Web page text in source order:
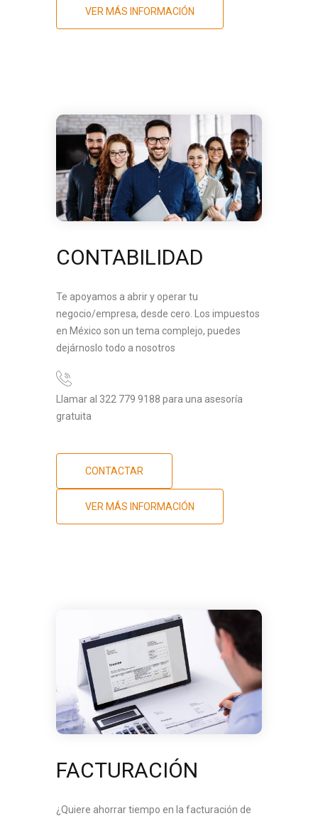
VER MÁS INFORMACIÓN
CONTABILIDAD
Te apoyamos a abrir y operar tu
negocio/empresa, desde cero. Los impuestos
en México son un tema complejo, puedes
dejárnoslo todo a nosotros
Llamar al 322 779 9188 para una asesoría
gratuita
CONTACTAR
VER MÁS INFORMACIÓN
FACTURACIÓN
¿Quiere ahorrar tiempo en la facturación de